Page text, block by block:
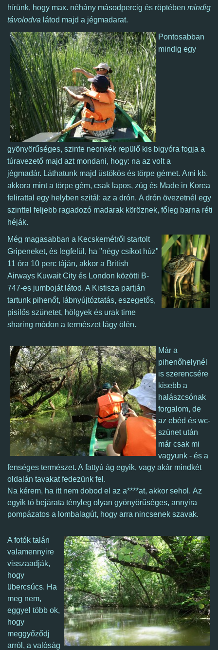
hírünk, hogy max. néhány másodpercig és röptében mindig
távolodva látod majd a jégmadarat.
Pontosabban
mindig egy
gyönyörűséges, szinte neonkék repülő kis bigyóra fogja a
túravezető majd azt mondani, hogy: na az volt a
jégmadár. Láthatunk majd üstökös és törpe gémet. Ami kb.
akkora mint a törpe gém, csak lapos, zúg és Made in Korea
felirattal egy helyben szitál: az a drón. A drón övezetnél egy
szinttel feljebb ragadozó madarak köröznek, főleg barna réti
héják.
Még magasabban a Kecskemétről startolt
Gripeneket, és legfelül, ha "négy csíkot húz"
11 óra 10 perc táján, akkor a British
Airways Kuwait City és London közötti B-
747-es jumboját látod. A Kistisza partján
tartunk pihenőt, lábnyújtóztatás, eszegetős,
pisilős szünetet, hölgyek és urak time
sharing módon a természet lágy ölén.
Már a
pihenőhelynél
is szerencsére
kisebb a
halászcsónak
forgalom, de
az ebéd és wc-
szünet után
már csak mi
vagyunk - és a
fenséges természet. A fattyú ág egyik, vagy akár mindkét
oldalán tavakat fedezünk fel.
Na kérem, ha itt nem dobod el az a****at, akkor sehol. Az
egyik tó bejárata tényleg olyan gyönyörűséges, annyira
pompázatos a lombalagút, hogy arra nincsenek szavak.
A fotók talán
valamennyire
visszaadják,
hogy
übercsúcs. Ha
meg nem,
eggyel több ok,
hogy
meggyőződj
arról, a valóság